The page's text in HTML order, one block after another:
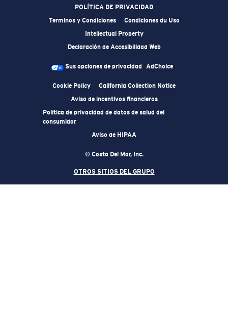
POLÍTICA DE PRIVACIDAD
Terminos y Condiciones
Condiciones du Uso
Intellectual Property
Declaración de Accesibilidad Web
Sus opciones de privacidad AdChoice
Cookie Policy
California Collection Notice
Aviso de incentivos financieros
Política de privacidad de datos de salud del
consumidor
Aviso de HIPAA
© Costa Del Mar, Inc.
OTROS SITIOS DEL GRUPO